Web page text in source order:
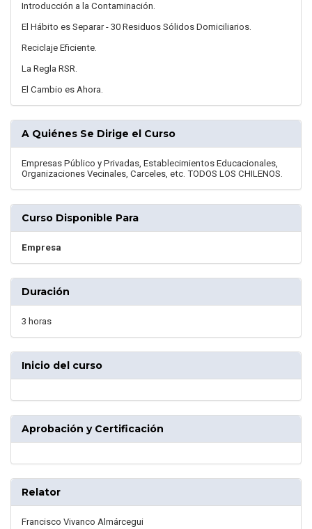
Introducción a la Contaminación.
El Hábito es Separar - 30 Residuos Sólidos Domiciliarios.
Reciclaje Eficiente.
La Regla RSR.
El Cambio es Ahora.
A Quiénes Se Dirige el Curso
Empresas Público y Privadas, Establecimientos Educacionales,
Organizaciones Vecinales, Carceles, etc. TODOS LOS CHILENOS.
Curso Disponible Para
Empresa
Duración
3 horas
Inicio del curso
Aprobación y Certificación
Relator
Francisco Vivanco Almárcegui